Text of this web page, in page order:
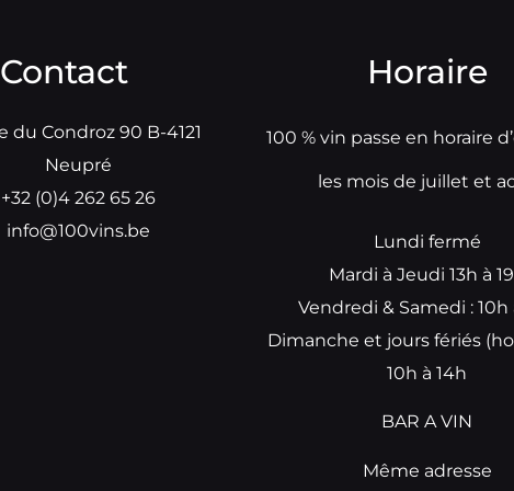
Contact
du Condroz 90 B-4121
Neupré
+32 (0)4 262 65 26
info@100vins.be
Horaire
100 % vin passe en horaire
les mois de juillet et
Lundi fermé
Mardi à Jeudi 13h à
Vendredi & Samedi : 10h
Dimanche et jours fériés
10h à 14h
BAR A VIN
Même adresse